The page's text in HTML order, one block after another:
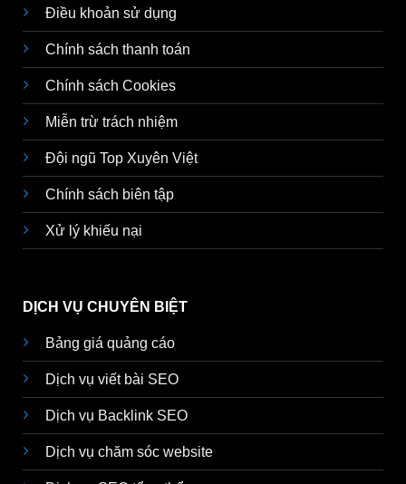
Điều khoản sử dụng
Chính sách thanh toán
Chính sách Cookies
Miễn trừ trách nhiệm
Đội ngũ Top Xuyên Việt
Chính sách biên tập
Xử lý khiếu nại
DỊCH VỤ CHUYÊN BIỆT
Bảng giá quảng cáo
Dịch vụ viết bài SEO
Dịch vụ Backlink SEO
Dịch vụ chăm sóc website